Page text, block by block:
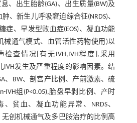
、出生胎龄(GA)、出生质量(BW)及
、新生儿呼吸窘迫综合征(NRDS)、
症、早发型败血症(EOS)、凝血功能
械通气模式、血管活性药物使用)以
检查情况[有无IVH,IVH程度],采用
IVH发生及严重程度的影响因素。结
、BW、剖宫产比例、产前激素、硫
IVH组(P<0.05),胎盘早剥比例、产时
贫血、凝血功能异常、NRDS、
无创机械通气及多巴胺治疗的比例高